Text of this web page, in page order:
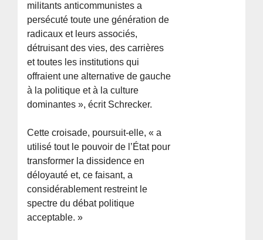
militants anticommunistes a
persécuté toute une génération de
radicaux et leurs associés,
détruisant des vies, des carrières
et toutes les institutions qui
offraient une alternative de gauche
à la politique et à la culture
dominantes », écrit Schrecker.
Cette croisade, poursuit-elle, « a
utilisé tout le pouvoir de l’État pour
transformer la dissidence en
déloyauté et, ce faisant, a
considérablement restreint le
spectre du débat politique
acceptable. »